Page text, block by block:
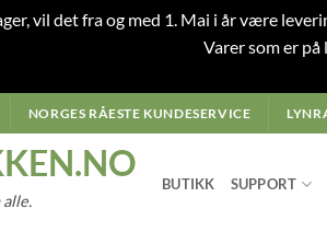
vil det fra og med 1. Mai i år være
Varer som er
NORGES RÅESTE KUNDESERVICE
BUTIKK SUPPORT